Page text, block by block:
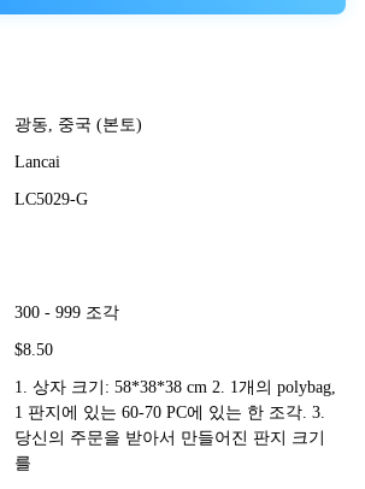
광동, 중국 (본토)
Lancai
LC5029-G
300 - 999 조각
$8.50
1. 상자 크기: 58*38*38 cm 2. 1개의 polybag,
1 판지에 있는 60-70 PC에 있는 한 조각. 3.
당신의 주문을 받아서 만들어진 판지 크기
를